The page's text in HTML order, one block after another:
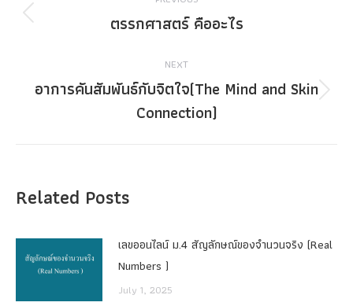
navigation
Previous
ตรรกศาสตร์ คืออะไร
NEXT
Next
post:
อาการคันสัมพันธ์กับจิตใจ(The Mind and Skin
Connection)
Related Posts
เลขออนไลน์ ม.4 สัญลักษณ์ของจำนวนจริง (Real
Numbers )
July 1, 2025